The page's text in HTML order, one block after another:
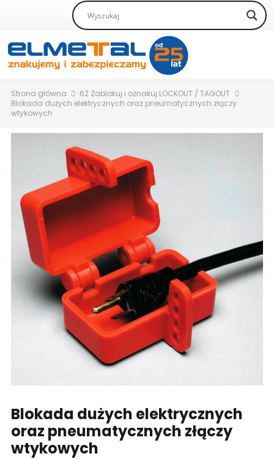
Strona główna
6Z Zablokuj i oznakuj LOCKOUT / TAGOUT
Blokada dużych elektrycznych oraz pneumatycznych złączy
wtykowych
Blokada dużych elektrycznych
oraz pneumatycznych złączy
wtykowych